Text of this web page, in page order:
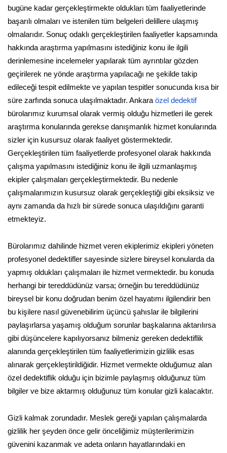
bugüne kadar gerçekleştirmekte oldukları tüm faaliyetlerinde
başarılı olmaları ve istenilen tüm belgeleri delillere ulaşmış
olmalarıdır. Sonuç odaklı gerçekleştirilen faaliyetler kapsamında
hakkında araştırma yapılmasını istediğiniz konu ile ilgili
derinlemesine incelemeler yapılarak tüm ayrıntılar gözden
geçirilerek ne yönde araştırma yapılacağı ne şekilde takip
edileceği tespit edilmekte ve yapılan tespitler sonucunda kısa bir
süre zarfında sonuca ulaşılmaktadır. Ankara özel dedektif
bürolarımız kurumsal olarak vermiş olduğu hizmetleri ile gerek
araştırma konularında gerekse danışmanlık hizmet konularında
sizler için kusursuz olarak faaliyet göstermektedir.
Gerçekleştirilen tüm faaliyetlerde profesyonel olarak hakkında
çalışma yapılmasını istediğiniz konu ile ilgili uzmanlaşmış
ekipler çalışmaları gerçekleştirmektedir. Bu nedenle
çalışmalarımızın kusursuz olarak gerçekleştiği gibi eksiksiz ve
aynı zamanda da hızlı bir sürede sonuca ulaşıldığını garanti
etmekteyiz.
Bürolarımız dahilinde hizmet veren ekiplerimiz ekipleri yöneten
profesyonel dedektifler sayesinde sizlere bireysel konularda da
yapmış oldukları çalışmaları ile hizmet vermektedir. bu konuda
herhangi bir tereddüdünüz varsa; örneğin bu tereddüdünüz
bireysel bir konu doğrudan benim özel hayatımı ilgilendirir ben
bu kişilere nasıl güvenebilirim üçüncü şahıslar ile bilgilerini
paylaşırlarsa yaşamış olduğum sorunlar başkalarına aktarılırsa
gibi düşüncelere kapılıyorsanız bilmeniz gereken dedektiflik
alanında gerçekleştirilen tüm faaliyetlerimizin gizlilik esas
alınarak gerçekleştirildiğidir. Hizmet vermekte olduğumuz alan
özel dedektiflik olduğu için bizimle paylaşmış olduğunuz tüm
bilgiler ve bize aktarmış olduğunuz tüm konular gizli kalacaktır.
Gizli kalmak zorundadır. Meslek gereği yapılan çalışmalarda
gizlilik her şeyden önce gelir önceliğimiz müşterilerimizin
güvenini kazanmak ve adeta onların hayatlarındaki en